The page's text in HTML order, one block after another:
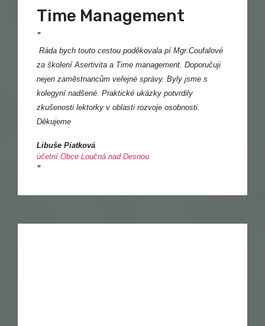
Time Management
"
Ráda bych touto cestou poděkovala pí Mgr.Coufalové
za školení Asertivita a Time management. Doporučuji
nejen zaměstnancům veřejné správy. Byly jsme s
kolegyní nadšené. Praktické ukázky potvrdily
zkušenosti lektorky v oblasti rozvoje osobnosti.
Děkujeme
Libuše Piatková
účetní Obce Loučná nad Desnou
"